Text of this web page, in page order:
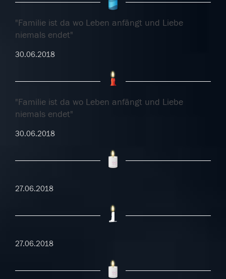
"Familie ist da wo Leben anfängt und Liebe
niemals endet"
30.06.2018
"Familie ist da wo Leben anfängt und Liebe
niemals endet"
30.06.2018
27.06.2018
27.06.2018